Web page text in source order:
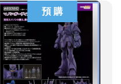
預 購